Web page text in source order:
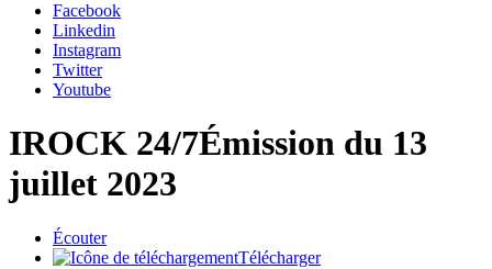
Facebook
Linkedin
Instagram
Twitter
Youtube
IROCK 24/7Émission du 13
juillet 2023
Écouter
Télécharger